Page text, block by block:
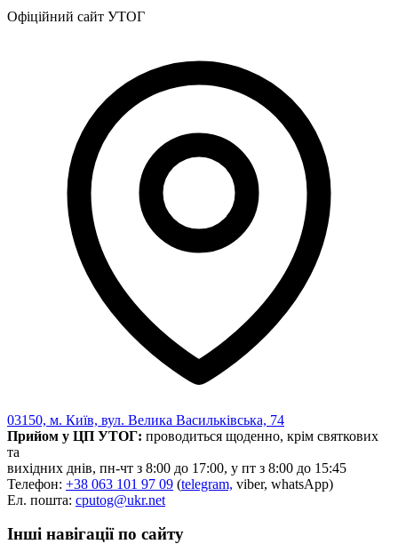
Офіційний сайт УТОГ
03150, м. Київ, вул. Велика Васильківська, 74
Прийом у ЦП УТОГ: проводиться щоденно, крім святкових
та
вихідних днів, пн-чт з 8:00 до 17:00, у пт з 8:00 до 15:45
Телефон: +38 063 101 97 09 (telegram, viber, whatsApp)
Ел. пошта: cputog@ukr.net
Інші навігації по сайту